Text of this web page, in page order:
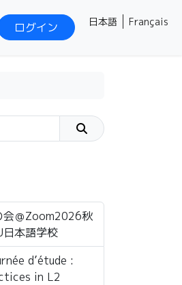
ログイン Français
日本語
会＠Zoom2026秋
日本語学校
d’étude :
in L2